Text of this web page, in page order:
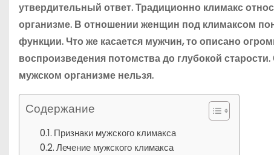
утвердительный ответ. Традиционно климакс
организме. В отношении женщин под климаксом
функции. Что же касается мужчин, то описано
воспроизведения потомства до глубокой
мужском организме нельзя.
Содержание
Признаки мужского климакса
Лечение мужского климакса